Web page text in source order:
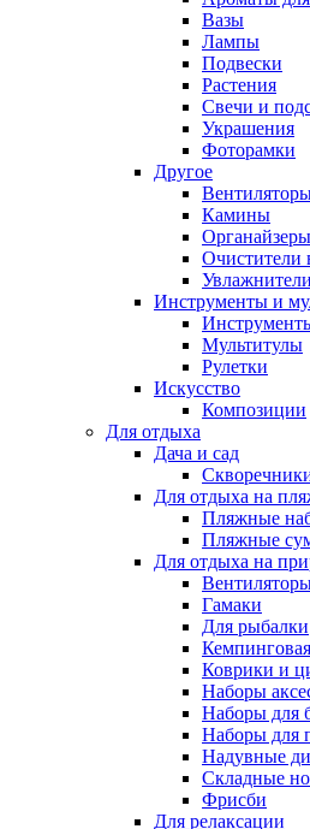
Вазы
Лампы
Подвески
Растения
Свечи и
Украшения
Фоторамки
Другое
Камины
Органайзеры
Очистители
Увлажнители
Инструменты и
Мультитулы
Рулетки
Искусство
Композиции
Для отдыха
Дача и сад
Для отдыха на
Пляжные
Пляжные
Для отдыха на
Гамаки
Для рыбалки
Коврики и
Наборы
Наборы для
Наборы для
Надувные
Складные
Фрисби
Для релаксации